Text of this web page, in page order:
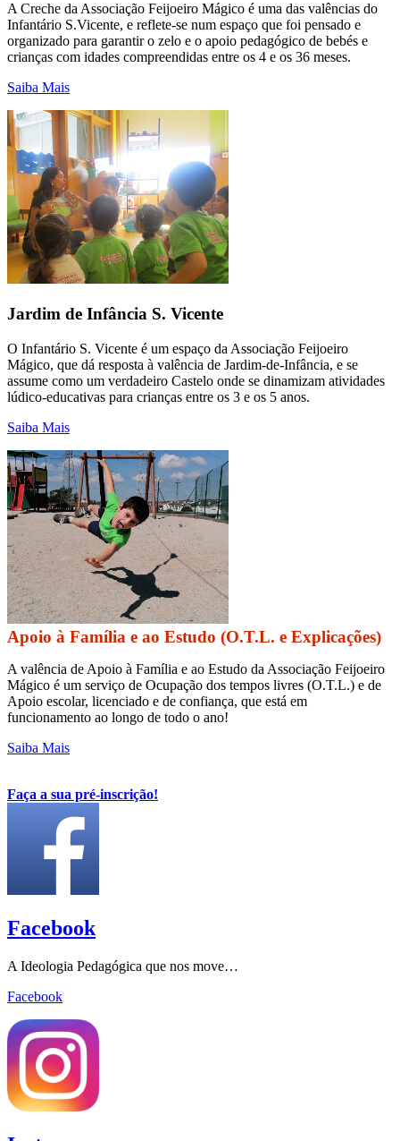
A Creche da Associação Feijoeiro Mágico é uma das valências do
Infantário S.Vicente, e reflete-se num espaço que foi pensado e
organizado para garantir o zelo e o apoio pedagógico de bebés e
crianças com idades compreendidas entre os 4 e os 36 meses.
Saiba Mais
Jardim de Infância S. Vicente
O Infantário S. Vicente é um espaço da Associação Feijoeiro
Mágico, que dá resposta à valência de Jardim-de-Infância, e se
assume como um verdadeiro Castelo onde se dinamizam atividades
lúdico-educativas para crianças entre os 3 e os 5 anos.
Saiba Mais
Apoio à Família e ao Estudo (O.T.L. e Explicações)
A valência de Apoio à Família e ao Estudo da Associação Feijoeiro
Mágico é um serviço de Ocupação dos tempos livres (O.T.L.) e de
Apoio escolar, licenciado e de confiança, que está em
funcionamento ao longo de todo o ano!
Saiba Mais
Faça a sua pré-inscrição!
Facebook
A Ideologia Pedagógica que nos move…
Facebook